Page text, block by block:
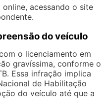
acessando o site
do veículo
o licenciamento em
gravíssima, conforme o
Essa infração implica
de Habilitação
do veículo até que a